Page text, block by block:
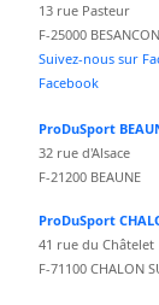
13 rue Pasteur
F-25000 BESANCON
Suivez-nous sur
Facebook
ProDuSport
32 rue d'Alsace
F-21200 BEAUNE
ProDuSport
41 rue du Châtelet
F-71100 CHALON